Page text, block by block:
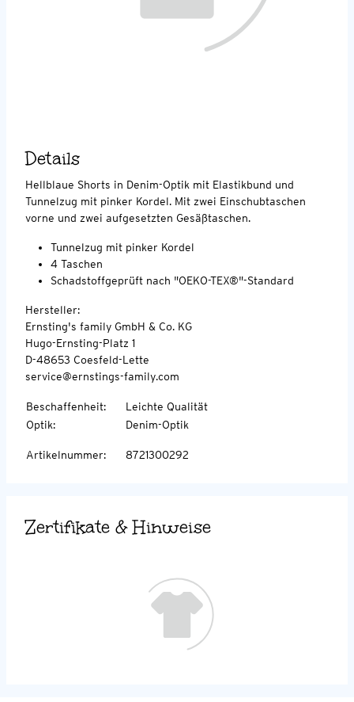
Details
Hellblaue Shorts in Denim-Optik mit Elastikbund und
Tunnelzug mit pinker Kordel. Mit zwei Einschubtaschen
vorne und zwei aufgesetzten Gesäßtaschen.
Tunnelzug mit pinker Kordel
4 Taschen
Schadstoffgeprüft nach "OEKO-TEX®"-Standard
Hersteller:
Ernsting's family GmbH & Co. KG
Hugo-Ernsting-Platz 1
D-48653 Coesfeld-Lette
service@ernstings-family.com
Beschaffenheit:
Leichte Qualität
Optik: Denim-Optik
Artikelnummer: 8721300292
Zertifikate & Hinweise